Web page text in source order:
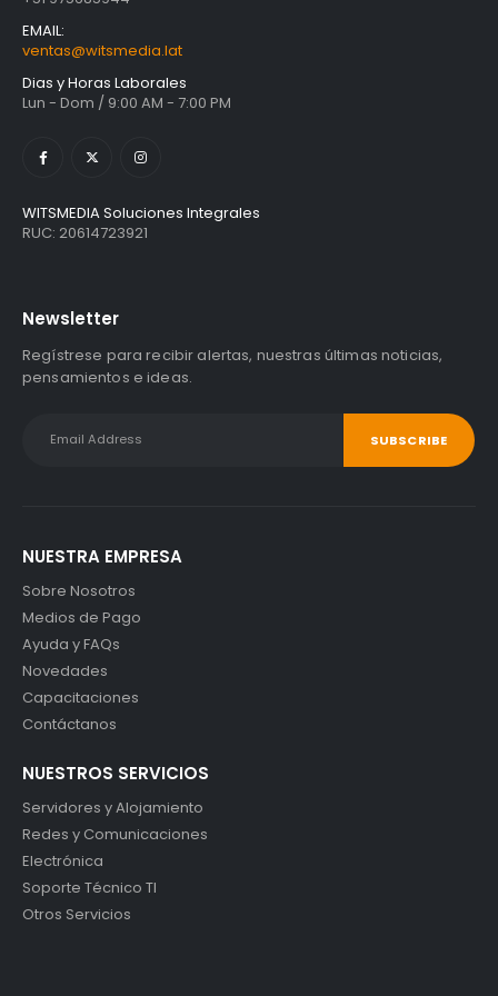
EMAIL:
ventas@witsmedia.lat
Dias y Horas Laborales
Lun - Dom / 9:00 AM - 7:00 PM
WITSMEDIA Soluciones Integrales
RUC: 20614723921
Newsletter
Regístrese para recibir alertas, nuestras últimas noticias,
pensamientos e ideas.
NUESTRA EMPRESA
Sobre Nosotros
Medios de Pago
Ayuda y FAQs
Novedades
Capacitaciones
Contáctanos
NUESTROS SERVICIOS
Servidores y Alojamiento
Redes y Comunicaciones
Electrónica
Soporte Técnico TI
Otros Servicios